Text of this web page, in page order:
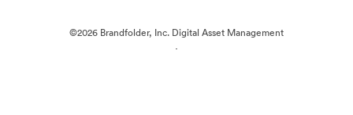
©2026 Brandfolder, Inc. Digital Asset Management
·